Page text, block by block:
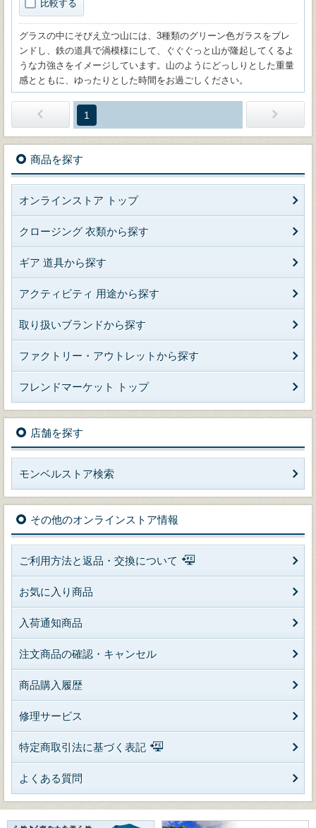
比較する
グラスの中にそびえ立つ山には、3種類のグリーン色ガラスをブレ
ンドし、鉄の道具で渦模様にして、ぐぐぐっと山が隆起してくるよ
うな力強さをイメージしています。山のようにどっしりとした重量
感とともに、ゆったりとした時間をお過ごしください。
1
商品を探す
オンラインストア トップ
クロージング 衣類から探す
ギア 道具から探す
アクティビティ 用途から探す
取り扱いブランドから探す
ファクトリー・アウトレットから探す
フレンドマーケット トップ
店舗を探す
モンベルストア検索
その他のオンラインストア情報
ご利用方法と返品・交換について
お気に入り商品
入荷通知商品
注文商品の確認・キャンセル
商品購入履歴
修理サービス
特定商取引法に基づく表記
よくある質問